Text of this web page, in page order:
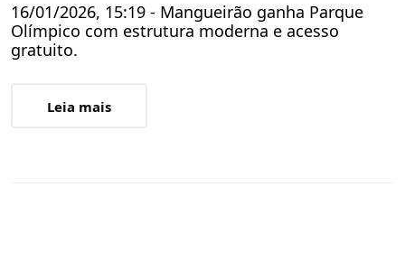
16/01/2026, 15:19 - Mangueirão ganha Parque
Olímpico com estrutura moderna e acesso
gratuito.
Leia mais